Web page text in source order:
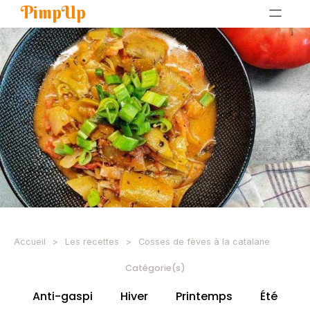
PimpUp
Accueil > Les recettes > Cosses de fèves à la catalane
Catégorie(s)
Anti-gaspi Hiver Printemps Été